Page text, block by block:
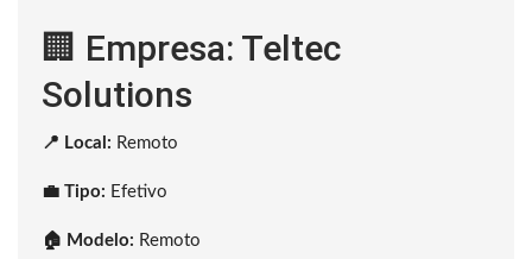
🏢 Empresa: Teltec
Solutions
📍 Local: Remoto
💼 Tipo: Efetivo
🏠 Modelo: Remoto